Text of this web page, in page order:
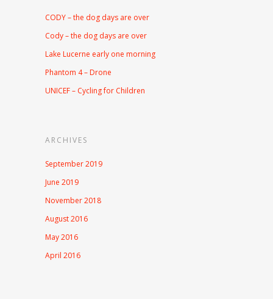
CODY – the dog days are over
Cody – the dog days are over
Lake Lucerne early one morning
Phantom 4 – Drone
UNICEF – Cycling for Children
ARCHIVES
September 2019
June 2019
November 2018
August 2016
May 2016
April 2016